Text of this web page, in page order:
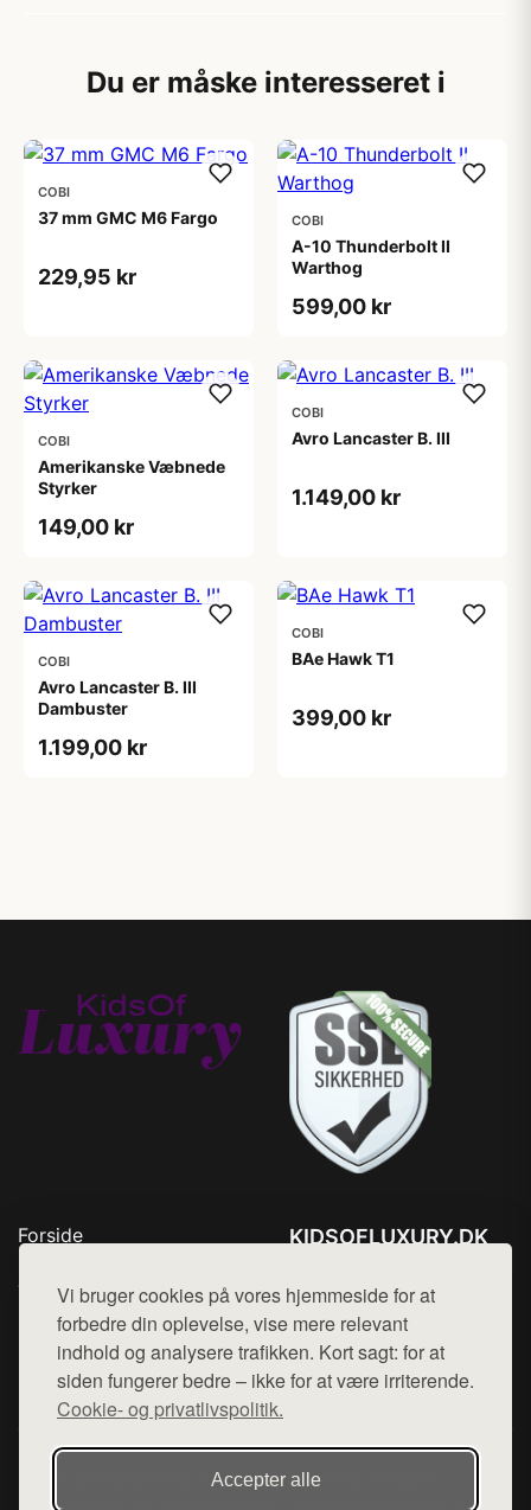
Vi bruger cookies på vores hjemmeside for at
forbedre din oplevelse, vise mere relevant
indhold og analysere trafikken. Kort sagt: for at
siden fungerer bedre – ikke for at være irriterende.
Cookie- og privatlivspolitik.
Accepter alle
Du er måske interesseret i
COBI
37 mm GMC M6 Fargo
229,95 kr
COBI
A-10 Thunderbolt II
Warthog
599,00 kr
COBI
Amerikanske Væbnede
Styrker
149,00 kr
COBI
Avro Lancaster B. III
1.149,00 kr
COBI
Avro Lancaster B. III
Dambuster
1.199,00 kr
COBI
BAe Hawk T1
399,00 kr
Forside
Top Rabatter
Kontakt
KIDSOFLUXURY.DK
Mail: hej@want.dk
Cookie- og privatlivspolitik
Denne side er en del af want.dk, der udgiver en række
hjemmesider med præsentation af forskellige produkter fra